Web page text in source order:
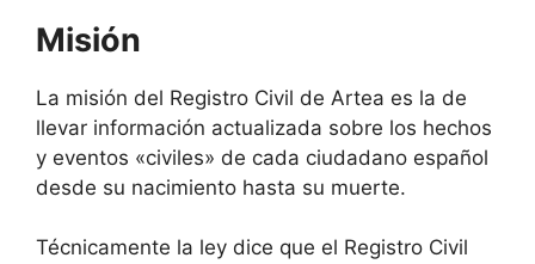
Misión
La misión del Registro Civil de Artea es la de
llevar información actualizada sobre los hechos
y eventos «civiles» de cada ciudadano español
desde su nacimiento hasta su muerte.
Técnicamente la ley dice que el Registro Civil